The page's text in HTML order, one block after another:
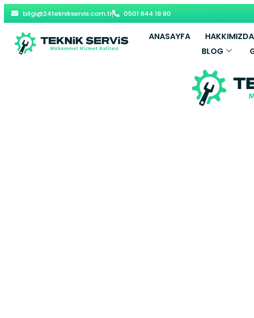
bilgi@24teknikservis.com.tr 0501 644 18 80
ANASAYFA HAKKIMIZDA
BLOG